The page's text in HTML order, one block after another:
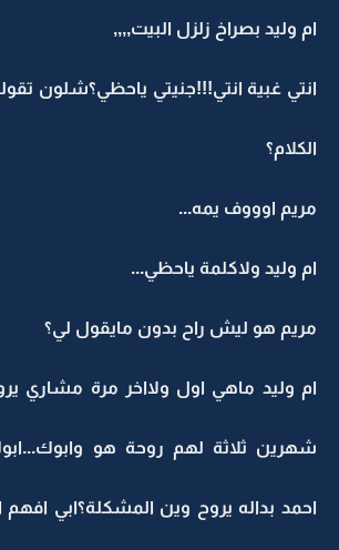
ام وليد بصراخ زلزل البيت,,,,
انتي غبية انتي!!!جنيتي ياحظي؟شلون
الكلام؟
مريم اوووف يمه...
ام وليد ولاكلمة ياحظي...
مريم هو ليش راح بدون مايقول لي؟
ام وليد ماهي اول ولااخر مرة مشاري
شهرين ثلاثة لهم روحة هو
احمد بداله يروح وين المشكلة؟ابي افهم